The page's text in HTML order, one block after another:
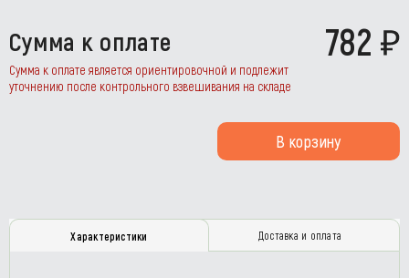
Сумма к оплате 782
Сумма к оплате является ориентировочной и подлежит
уточнению после контрольного взвешивания на складе
В корзину
Характеристики Доставка и оплата